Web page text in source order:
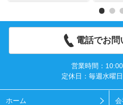
電話でお問
営業時間：
定休日：毎週水曜
ホーム